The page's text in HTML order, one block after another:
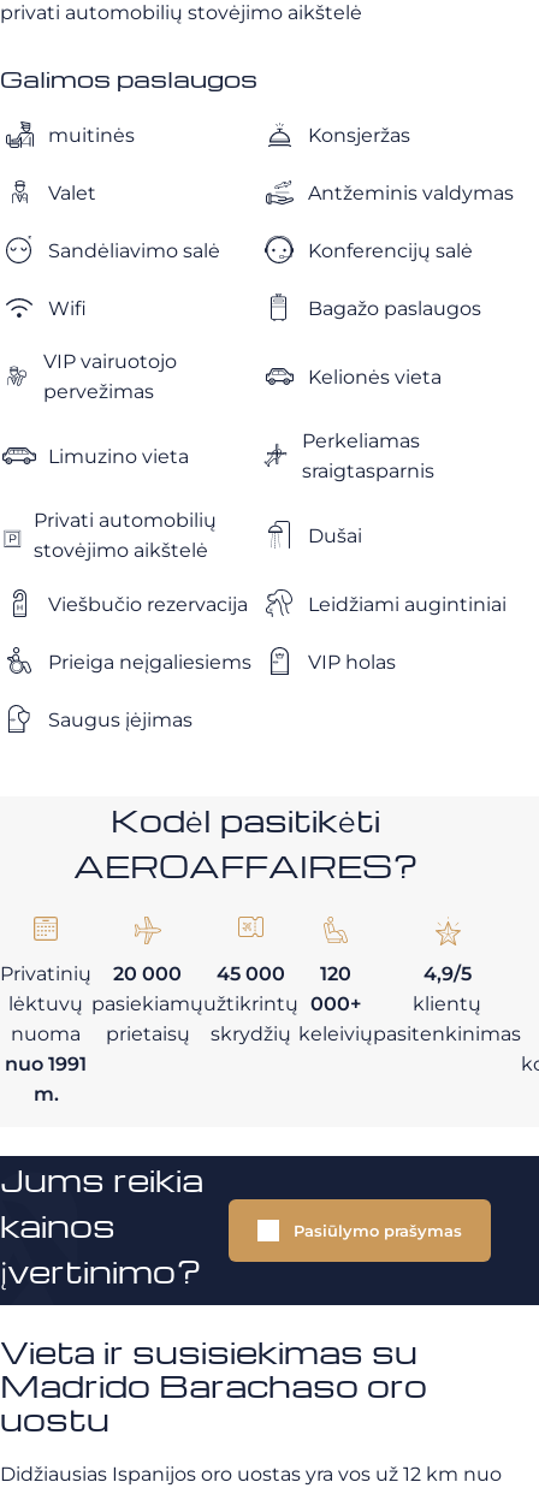
privati automobilių stovėjimo aikštelė
Galimos paslaugos
muitinės Konsjeržas
Valet Antžeminis valdymas
Sandėliavimo salė Konferencijų salė
Wifi Bagažo paslaugos
VIP vairuotojo
pervežimas
Kelionės vieta
Limuzino vieta
Perkeliamas
sraigtasparnis
Privati ​​automobilių
stovėjimo aikštelė
Dušai
Viešbučio rezervacija Leidžiami augintiniai
Prieiga neįgaliesiems VIP holas
Saugus įėjimas
Kodėl pasitikėti
AEROAFFAIRES?
Privatinių
lėktuvų
nuoma
nuo 1991
m.
20 000
pasiekiamų
prietaisų
45 000
užtikrintų
skrydžių
120
000+
keleivių
4,9/5
klientų
pasitenkinimas
Jums reikia
kainos
įvertinimo?
Pasiūlymo prašymas
Vieta ir susisiekimas su
Madrido Barachaso oro
uostu
Didžiausias Ispanijos oro uostas yra vos už 12 km nuo